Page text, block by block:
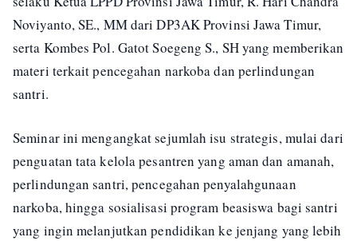
Noviyanto, SE., MM dari DP3AK Provinsi Jawa Timur,
serta Kombes Pol. Gatot Soegeng S., SH yang memberikan
materi terkait pencegahan narkoba dan perlindungan
santri.
Seminar ini mengangkat sejumlah isu strategis, mulai dari
penguatan tata kelola pesantren yang aman dan amanah,
perlindungan santri, pencegahan penyalahgunaan
narkoba, hingga sosialisasi program beasiswa bagi santri
yang ingin melanjutkan pendidikan ke jenjang yang lebih